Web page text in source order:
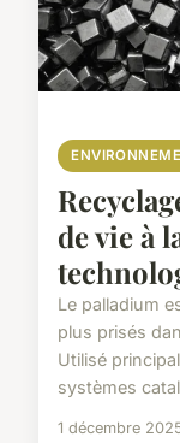
de vie à
Le palladium
plus prisés
Utilisé
systèmes
1 décembre